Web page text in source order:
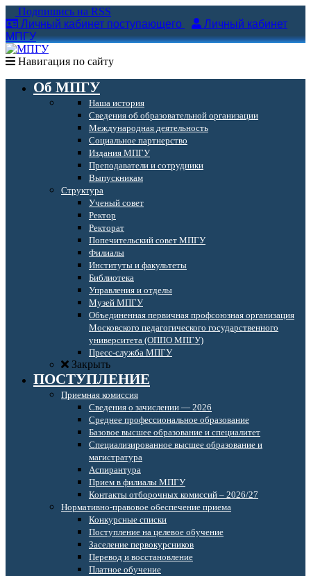
Подпишись на RSS
Личный кабинет поступающего
Личный кабинет
МПГУ
Навигация по сайту
Об МПГУ
Наша история
Сведения об образовательной организации
Международная деятельность
Социальное партнерство
Издания МПГУ
Преподаватели и сотрудники
Выпускникам
Структура
Ученый совет
Ректор
Ректорат
Попечительский совет МПГУ
Филиалы
Институты и факультеты
Библиотека
Управления и отделы
Музей МПГУ
Объединенная первичная профсоюзная организация
Московского педагогического государственного
университета (ОППО МПГУ)
Пресс-служба МПГУ
Закрыть
ПОСТУПЛЕНИЕ
Приемная комиссия
Сведения о зачислении — 2026
Среднее профессиональное образование
Базовое высшее образование и специалитет
Специализированное высшее образование и
магистратура
Аспирантура
Прием в филиалы МПГУ
Контакты отборочных комиссий – 2026/27
Нормативно-правовое обеспечение приема
Конкурсные списки
Поступление на целевое обучение
Заселение первокурсников
Перевод и восстановление
Платное обучение